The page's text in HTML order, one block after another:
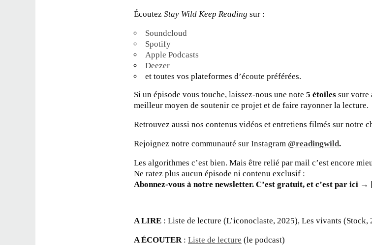
Écoutez Stay Wild Keep Reading sur :
Soundcloud
Spotify
Apple Podcasts
Deezer
et toutes vos plateformes d’écoute préférées.
Si un épisode vous touche, laissez-nous une note 5 étoiles sur votre
meilleur moyen de soutenir ce projet et de faire rayonner la lecture.
Retrouvez aussi nos contenus vidéos et entretiens filmés sur notre
Rejoignez notre communauté sur Instagram @readingwild.
Les algorithmes c’est bien. Mais être relié par mail c’est encore
Ne ratez plus aucun épisode ni contenu exclusif :
Abonnez-vous à notre newsletter. C’est gratuit, et c’est par ici →
A LIRE : Liste de lecture (L’iconoclaste, 2025), Les vivants (Stock,
A ÉCOUTER : Liste de lecture (le podcast)